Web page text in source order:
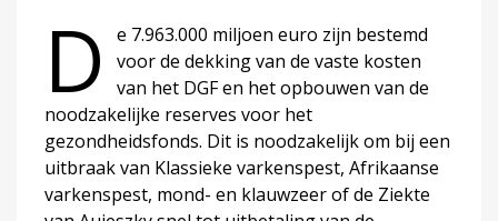
D
e 7.963.000 miljoen euro zijn bestemd
voor de dekking van de vaste kosten
van het DGF en het opbouwen van de
noodzakelijke reserves voor het
gezondheidsfonds. Dit is noodzakelijk om bij een
uitbraak van Klassieke varkenspest, Afrikaanse
varkenspest, mond- en klauwzeer of de Ziekte